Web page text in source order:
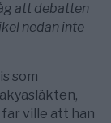
att debatten
nedan inte
som
ville att han